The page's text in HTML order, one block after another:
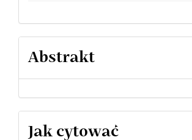
Abstrakt
Article
Jak cytować